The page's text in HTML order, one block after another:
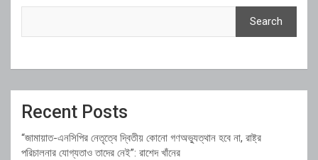
Search
Recent Posts
“জামায়াত-এনসিপির নেতৃত্বে দ্বিতীয় কোনো গণঅভ্যুত্থান হবে না, রাষ্ট্র
পরিচালনার যোগ্যতাও তাদের নেই”: রাশেদ খাঁনের